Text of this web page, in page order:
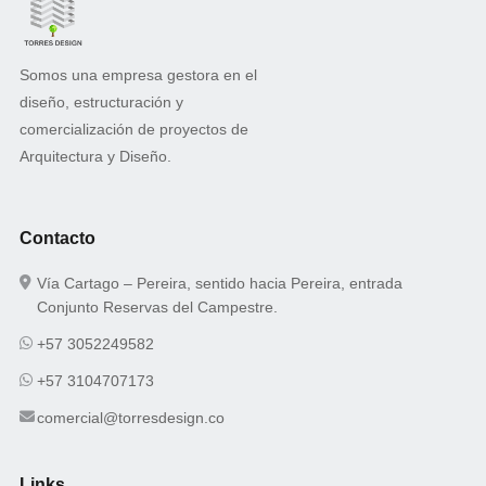
Somos una empresa gestora en el
diseño, estructuración y
comercialización de proyectos de
Arquitectura y Diseño.
Contacto
Vía Cartago – Pereira, sentido hacia Pereira, entrada
Conjunto Reservas del Campestre.
+57 3052249582
+57 3104707173
comercial@torresdesign.co